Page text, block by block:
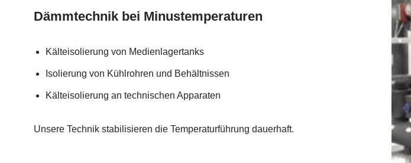
Dämmtechnik bei Minustemperaturen
Kälteisolierung von Medienlagertanks
Isolierung von Kühlrohren und Behältnissen
Kälteisolierung an technischen Apparaten
Unsere Technik stabilisieren die Temperaturführung dauerhaft.